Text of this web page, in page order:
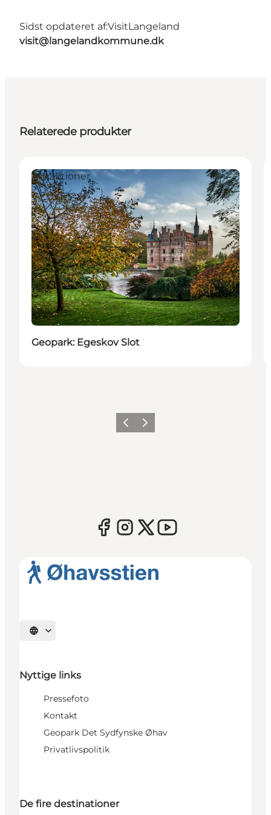
Sidst opdateret af:VisitLangeland
visit@langelandkommune.dk
Relaterede produkter
Attraktioner
Geopark: Egeskov Slot
ForrigeNæste
Vælg sprog
Nyttige links
Pressefoto
Kontakt
Geopark Det Sydfynske Øhav
Privatlivspolitik
De fire destinationer